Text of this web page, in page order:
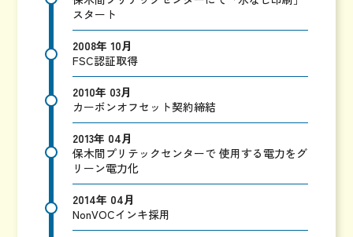
スタート
2008年 10月
FSC認証取得
2010年 03月
カーボンオフセット契約締結
2013年 04月
保木間プリテックセンターで 使用する電力をグ
リーン電力化
2014年 04月
NonVOCインキ採用